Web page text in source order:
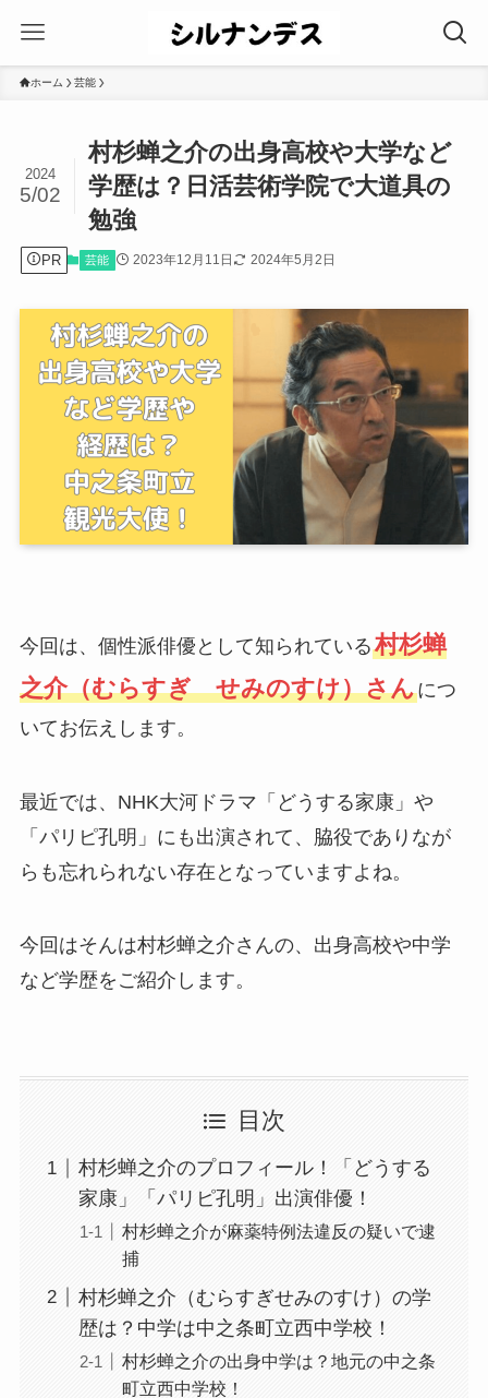
ホーム 芸能
村杉蝉之介の出身高校や大学など
学歴は？日活芸術学院で大道具の
勉強
2024
5/02
PR 芸能 2023年12月11日 2024年5月2日
今回は、個性派俳優として知られている村杉蝉
之介（むらすぎ せみのすけ）さんにつ
いてお伝えします。
最近では、NHK大河ドラマ「どうする家康」や
「パリピ孔明」にも出演されて、脇役でありなが
らも忘れられない存在となっていますよね。
今回はそんは村杉蝉之介さんの、出身高校や中学
など学歴をご紹介します。
目次
村杉蝉之介のプロフィール！「どうする
家康」「パリピ孔明」出演俳優！
村杉蝉之介が麻薬特例法違反の疑いで逮
捕
村杉蝉之介（むらすぎせみのすけ）の学
歴は？中学は中之条町立西中学校！
村杉蝉之介の出身中学は？地元の中之条
町立西中学校！